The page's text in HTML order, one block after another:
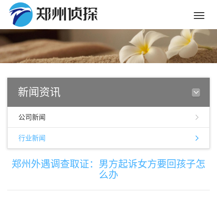
Toggle
新闻资讯
公司新闻
行业新闻
郑州外遇调查取证：男方起诉女方要回孩子怎
么办